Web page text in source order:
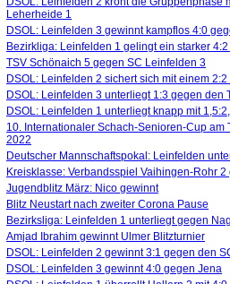
Leherheide 1
DSOL: Leinfelden 3 gewinnt kampflos 4:0
Bezirkliga: Leinfelden 1 gelingt ein starker
TSV Schönaich 5 gegen SC Leinfelden 3
DSOL: Leinfelden 2 sichert sich mit einem
DSOL: Leinfelden 3 unterliegt 1:3 gegen den
DSOL: Leinfelden 1 unterliegt knapp mit
10. Internationaler Schach-Senioren-Cup am
2022
Deutscher Mannschaftspokal: Leinfelden
Kreisklasse: Verbandsspiel Vaihingen-Rohr
Jugendblitz März: Nico gewinnt
Blitz Neustart nach zweiter Corona Pause
Bezirksliga: Leinfelden 1 unterliegt gegen
Amjad Ibrahim gewinnt Ulmer Blitzturnier
DSOL: Leinfelden 2 gewinnt 3:1 gegen den
DSOL: Leinfelden 3 gewinnt 4:0 gegen Jena